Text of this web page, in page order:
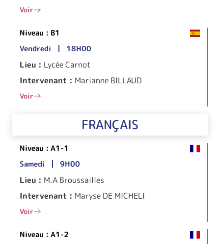
Voir
Niveau : B1
Vendredi
18H00
Lieu : Lycée Carnot
Intervenant : Marianne BILLAUD
Voir
FRANÇAIS
Niveau : A1-1
Samedi
9H00
Lieu : M.A Broussailles
Intervenant : Maryse DE MICHELI
Voir
Niveau : A1-2